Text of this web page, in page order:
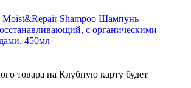
Shampoo Шампунь
с органическими
450мл
товара на Клубную карту будет